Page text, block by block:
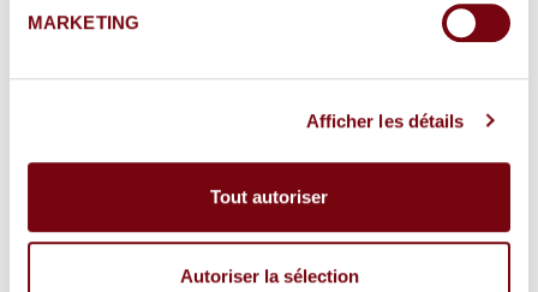
MARKETING
Afficher les détails
Tout autoriser
Autoriser la sélection
!
Actu
intérieur
Actu
précédente
GRAND’GRANGE